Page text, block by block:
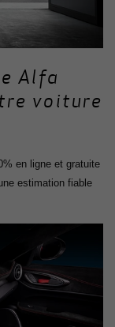
Alfa
voiture
en ligne et gratuite
estimation fiable